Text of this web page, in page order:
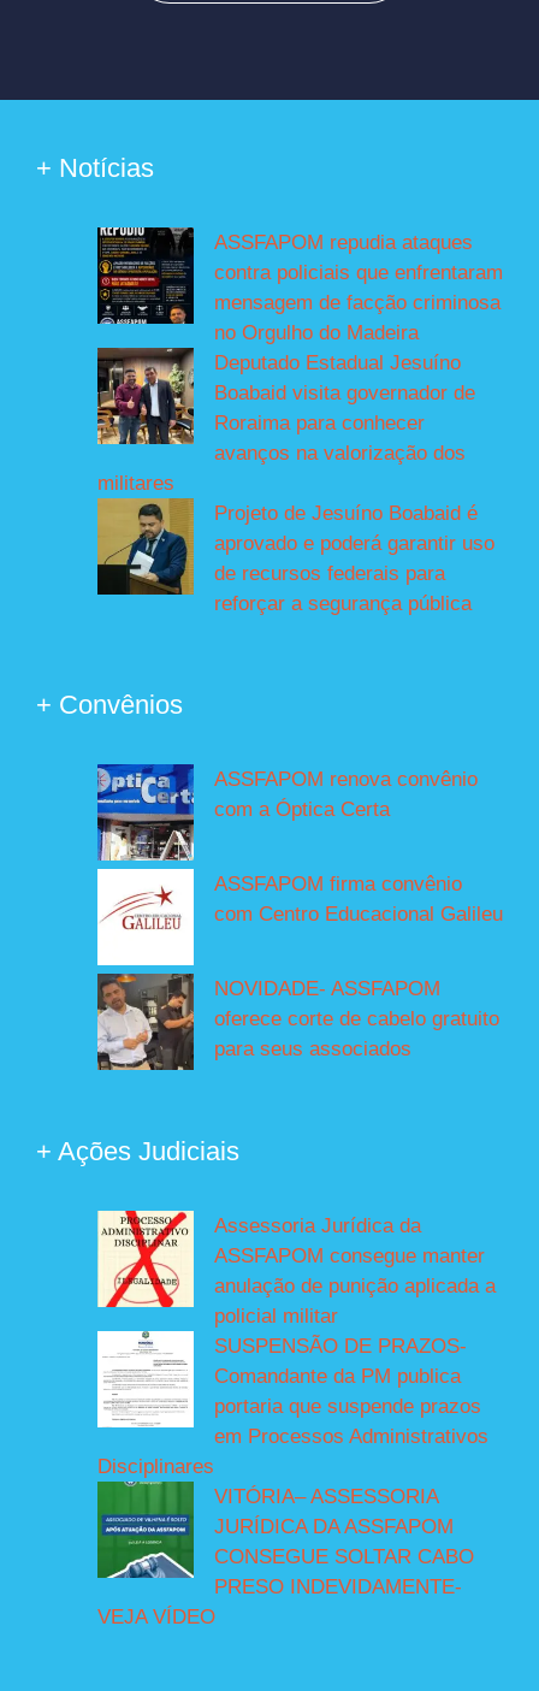
+ Notícias
ASSFAPOM repudia ataques
contra policiais que enfrentaram
mensagem de facção criminosa
no Orgulho do Madeira
Deputado Estadual Jesuíno
Boabaid visita governador de
Roraima para conhecer
avanços na valorização dos
militares
Projeto de Jesuíno Boabaid é
aprovado e poderá garantir uso
de recursos federais para
reforçar a segurança pública
+ Convênios
ASSFAPOM renova convênio
com a Óptica Certa
ASSFAPOM firma convênio
com Centro Educacional Galileu
NOVIDADE- ASSFAPOM
oferece corte de cabelo gratuito
para seus associados
+ Ações Judiciais
Assessoria Jurídica da
ASSFAPOM consegue manter
anulação de punição aplicada a
policial militar
SUSPENSÃO DE PRAZOS-
Comandante da PM publica
portaria que suspende prazos
em Processos Administrativos
Disciplinares
VITÓRIA– ASSESSORIA
JURÍDICA DA ASSFAPOM
CONSEGUE SOLTAR CABO
PRESO INDEVIDAMENTE-
VEJA VÍDEO